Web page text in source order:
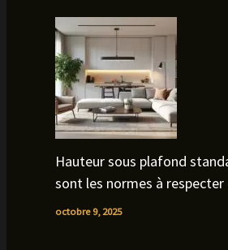
Hauteur sous plafond
sont les normes à respecter
octobre 9, 2025